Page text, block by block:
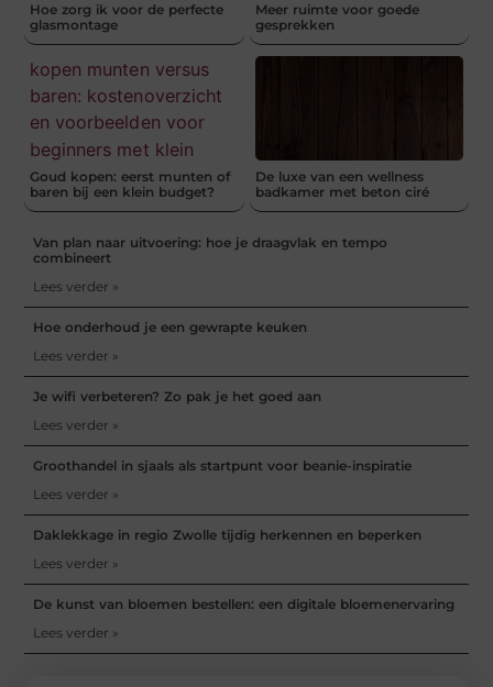
Hoe zorg ik voor de perfecte
glasmontage
Meer ruimte voor goede
gesprekken
Goud kopen: eerst munten of
baren bij een klein budget?
De luxe van een wellness
badkamer met beton ciré
Van plan naar uitvoering: hoe je draagvlak en tempo
combineert
Lees verder »
Hoe onderhoud je een gewrapte keuken
Lees verder »
Je wifi verbeteren? Zo pak je het goed aan
Lees verder »
Groothandel in sjaals als startpunt voor beanie-inspiratie
Lees verder »
Daklekkage in regio Zwolle tijdig herkennen en beperken
Lees verder »
De kunst van bloemen bestellen: een digitale bloemenervaring
Lees verder »